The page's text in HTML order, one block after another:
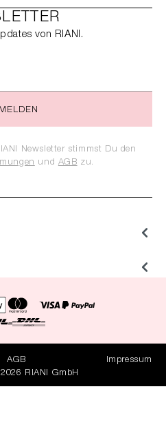
von RIANI.
Newsletter stimmst Du den
und AGB zu.
AGB
Impressum
RIANI GmbH